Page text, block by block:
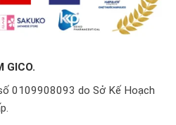
GICO.
0109908093 do Sở Kế Hoạch